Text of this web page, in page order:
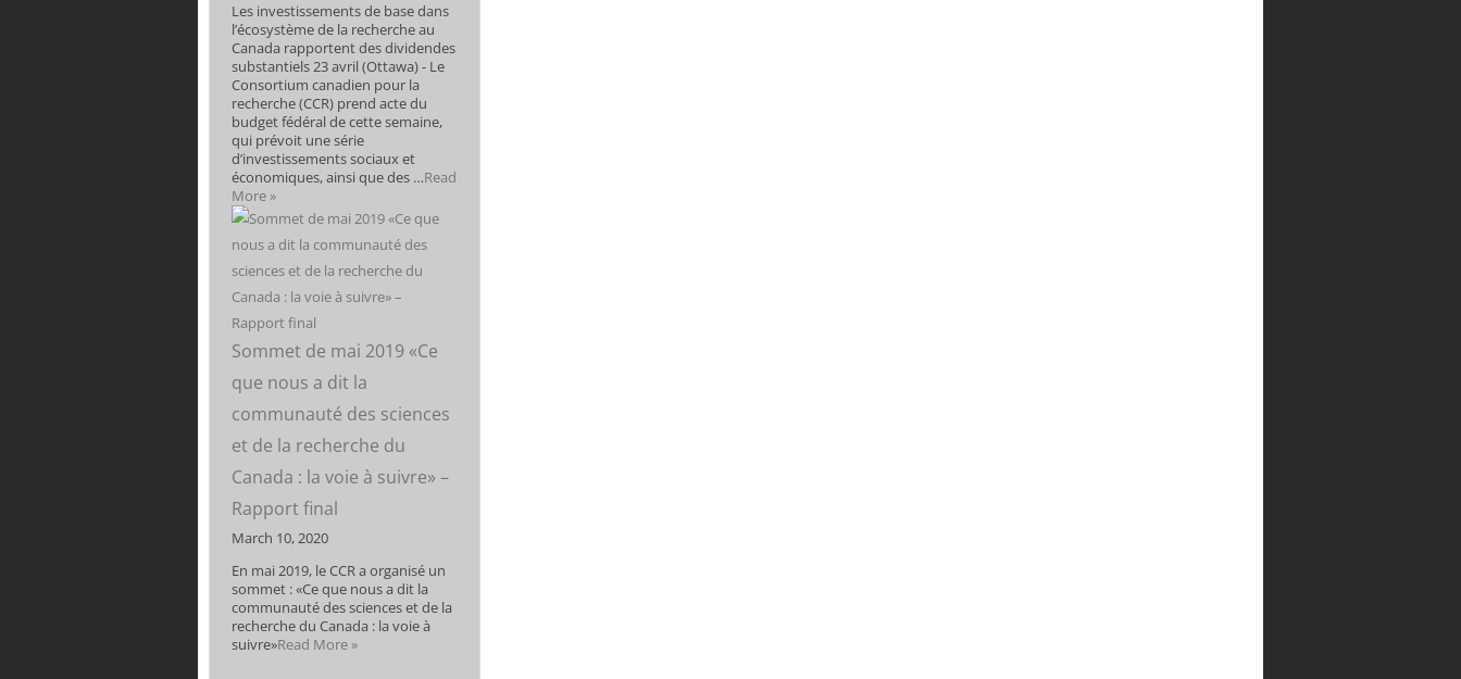
Les investissements de base dans
l’écosystème de la recherche au
Canada rapportent des dividendes
substantiels 23 avril (Ottawa) - Le
Consortium canadien pour la
recherche (CCR) prend acte du
budget fédéral de cette semaine,
qui prévoit une série
d’investissements sociaux et
économiques, ainsi que des …Read
More »
Sommet de mai 2019 «Ce
que nous a dit la
communauté des sciences
et de la recherche du
Canada : la voie à suivre» –
Rapport final
March 10, 2020
En mai 2019, le CCR a organisé un
sommet : «Ce que nous a dit la
communauté des sciences et de la
recherche du Canada : la voie à
suivre»Read More »